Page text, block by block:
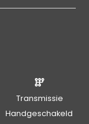
Transmissie
Handgeschakeld